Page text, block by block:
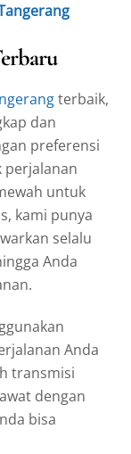
terbaik,
dan
preferensi
perjalanan
untuk
kami punya
selalu
Anda
Anda
transmisi
dengan
bisa